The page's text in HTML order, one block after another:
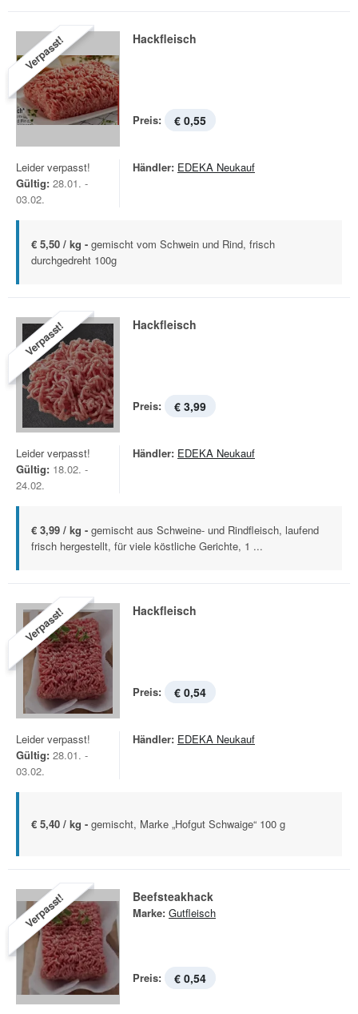
Verpasst! Hackfleisch
Preis: € 0,55
Leider verpasst!
Gültig: 28.01. -
03.02.
Händler: EDEKA Neukauf
€ 5,50 / kg - gemischt vom Schwein und Rind, frisch
durchgedreht 100g
Verpasst! Hackfleisch
Preis: € 3,99
Leider verpasst!
Gültig: 18.02. -
24.02.
Händler: EDEKA Neukauf
€ 3,99 / kg - gemischt aus Schweine- und Rindfleisch, laufend
frisch hergestellt, für viele köstliche Gerichte, 1 ...
Verpasst! Hackfleisch
Preis: € 0,54
Leider verpasst!
Gültig: 28.01. -
03.02.
Händler: EDEKA Neukauf
€ 5,40 / kg - gemischt, Marke „Hofgut Schwaige“ 100 g
Verpasst! Beefsteakhack
Marke: Gutfleisch
Preis: € 0,54